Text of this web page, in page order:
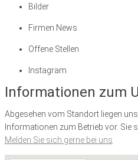
Bilder
Firmen News
Offene Stellen
Instagram
Informationen zum
Abgesehen vom Standort liegen
Informationen zum Betrieb vor. Sie
Melden Sie sich gerne bei uns